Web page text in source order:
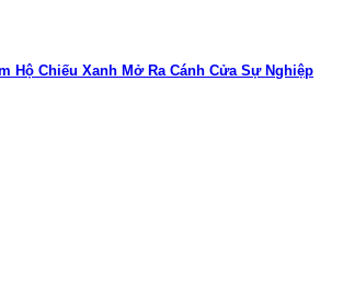
Hộ Chiếu Xanh Mở Ra Cánh Cửa Sự Nghiệp